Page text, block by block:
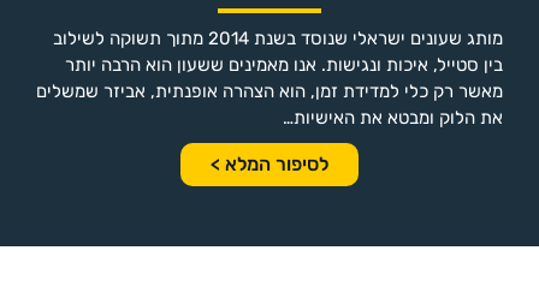
מותג שעונים ישראלי שנוסד בשנת 2014 מתוך תשוקה לשילוב
בין סטייל, איכות ונגישות. אנו מאמינים ששעון הוא הרבה יותר
מאשר רק כלי למדידת זמן, הוא הצהרה אופנתית, אביזר שמשלים
את הלוק ומבטא את האישיות…
לסיפור המלא >